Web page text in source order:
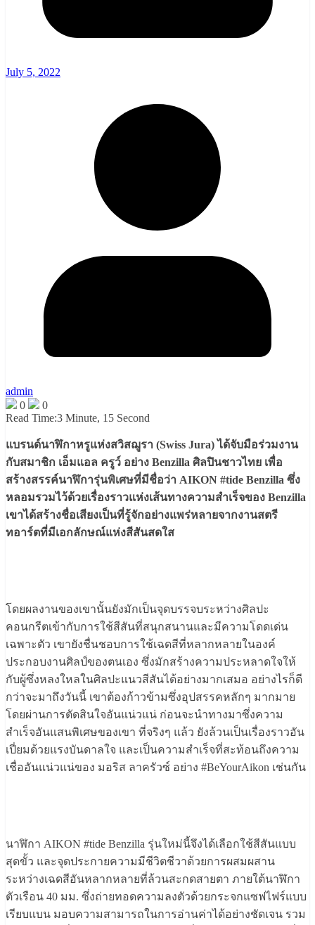
July 5, 2022
admin
0
0
Read Time:3 Minute, 15 Second
แบรนด์นาฬิกาหรูแห่งสวิสฌูรา (Swiss Jura) ได้จับมือร่วมงาน
กับสมาชิก เอ็มแอล ครูว์ อย่าง Benzilla ศิลปินชาวไทย เพื่อ
สร้างสรรค์นาฬิการุ่นพิเศษที่มีชื่อว่า AIKON #tide Benzilla ซึ่ง
หลอมรวมไว้ด้วยเรื่องราวแห่งเส้นทางความสำเร็จของ Benzilla
เขาได้สร้างชื่อเสียงเป็นที่รู้จักอย่างแพร่หลายจากงานสตรี
ทอาร์ตที่มีเอกลักษณ์แห่งสีสันสดใส
โดยผลงานของเขานั้นยังมักเป็นจุดบรรจบระหว่างศิลปะ
คอนกรีตเข้ากับการใช้สีสันที่สนุกสนานและมีความโดดเด่น
เฉพาะตัว เขายังชื่นชอบการใช้เฉดสีที่หลากหลายในองค์
ประกอบงานศิลป์ของตนเอง ซึ่งมักสร้างความประหลาดใจให้
กับผู้ซึ่งหลงใหลในศิลปะแนวสีสันได้อย่างมากเสมอ อย่างไรก็ดี
กว่าจะมาถึงวันนี้ เขาต้องก้าวข้ามซึ่งอุปสรรคหลักๆ มากมาย
โดยผ่านการตัดสินใจอันแน่วแน่ ก่อนจะนำทางมาซึ่งความ
สำเร็จอันแสนพิเศษของเขา ที่จริงๆ แล้ว ยังล้วนเป็นเรื่องราวอัน
เปี่ยมด้วยแรงบันดาลใจ และเป็นความสำเร็จที่สะท้อนถึงความ
เชื่ออันแน่วแน่ของ มอริส ลาครัวซ์ อย่าง #BeYourAikon เช่นกัน
นาฬิกา AIKON #tide Benzilla รุ่นใหม่นี้จึงได้เลือกใช้สีสันแบบ
สุดขั้ว และจุดประกายความมีชีวิตชีวาด้วยการผสมผสาน
ระหว่างเฉดสีอันหลากหลายที่ล้วนสะกดสายตา ภายใต้นาฬิกา
ตัวเรือน 40 มม. ซึ่งถ่ายทอดความลงตัวด้วยกระจกแซฟไฟร์แบบ
เรียบแบน มอบความสามารถในการอ่านค่าได้อย่างชัดเจน รวม